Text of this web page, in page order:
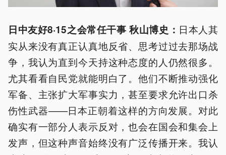
日中友好8·15之会常任干事 秋山博史 ： 日本人其
实从来没有真正认真地反省、思考过过去那场战
争，我认为直到今天持这种态度的人仍然很多。
尤其看看自民党就能明白了。他们不断推动强化
军备、主张扩大军事实力，甚至要求允许出口杀
伤性武器——日本正朝着这样的方向发展。对此
确实有一部分人表示反对，也会在国会和集会上
发声，但这种声音始终没有广泛传播开来。我认